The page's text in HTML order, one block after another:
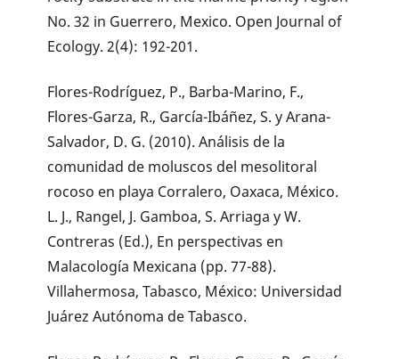
No. 32 in Guerrero, Mexico. Open Journal of
Ecology. 2(4): 192-201.
Flores-Rodríguez, P., Barba-Marino, F.,
Flores-Garza, R., García-Ibáñez, S. y Arana-
Salvador, D. G. (2010). Análisis de la
comunidad de moluscos del mesolitoral
rocoso en playa Corralero, Oaxaca, México.
L. J., Rangel, J. Gamboa, S. Arriaga y W.
Contreras (Ed.), En perspectivas en
Malacología Mexicana (pp. 77-88).
Villahermosa, Tabasco, México: Universidad
Juárez Autónoma de Tabasco.